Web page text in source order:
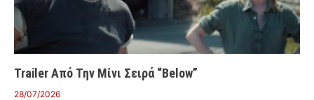
Trailer Από Την Μίνι Σειρά “Below”
28/07/2026